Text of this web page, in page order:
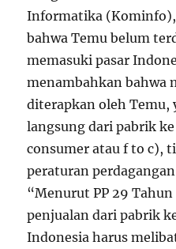
Informatika
bahwa Temu belum
memasuki pasar
menambahkan bahwa
diterapkan oleh Temu,
langsung dari pabrik
consumer atau f to c),
peraturan
“Menurut PP 29
penjualan dari pabrik
Indonesia harus